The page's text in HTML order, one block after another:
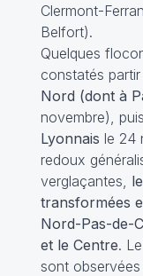
Clermont-
Belfort).
Quelques
constatés
Nord (dont à
novembre),
Lyonnais le 24
redoux
verglaçantes,
transformées
Nord-Pas-de-
et le Centre.
sont